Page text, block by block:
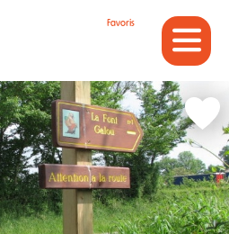
Favoris